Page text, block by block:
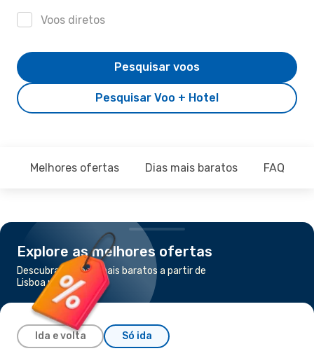
Voos diretos
Pesquisar Voo + Hotel
Pesquisar voos
Melhores ofertas Dias mais baratos FAQ
Explore as melhores ofertas
Descubra os voos mais baratos a partir de
Lisboa para Pico
Ida e volta Só ida